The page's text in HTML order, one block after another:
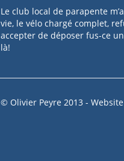
Le club local de parapente
vie, le vélo chargé complet,
accepter de déposer fus-ce
là!
© Olivier Peyre 2013 -